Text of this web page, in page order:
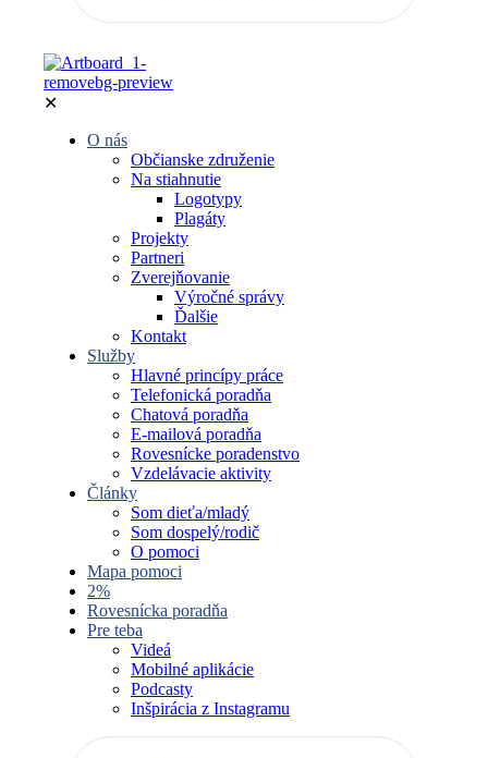
✕
O nás
Občianske združenie
Na stiahnutie
Logotypy
Plagáty
Projekty
Partneri
Zverejňovanie
Výročné správy
Ďalšie
Kontakt
Služby
Hlavné princípy práce
Telefonická poradňa
Chatová poradňa
E-mailová poradňa
Rovesnícke poradenstvo
Vzdelávacie aktivity
Články
Som dieťa/mladý
Som dospelý/rodič
O pomoci
Mapa pomoci
2%
Rovesnícka poradňa
Pre teba
Videá
Mobilné aplikácie
Podcasty
Inšpirácia z Instagramu